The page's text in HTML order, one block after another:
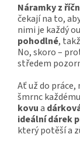
Náramky z
čekají na to,
nimi je každý
pohodlné,
No, skoro –
středem
Ať už do práce,
šmrnc
kovua
ideální dárek
který potěší a